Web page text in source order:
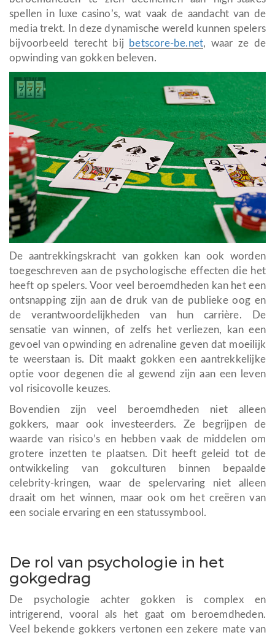
spellen in luxe casino’s, wat vaak de aandacht van de
media trekt. In deze dynamische wereld kunnen spelers
bijvoorbeeld terecht bij
betscore-be.net, waar ze de
opwinding van gokken beleven.
De aantrekkingskracht van gokken kan ook worden
toegeschreven aan de psychologische effecten die het
heeft op spelers. Voor veel beroemdheden kan het een
ontsnapping zijn aan de druk van de publieke oog en
de verantwoordelijkheden van hun carrière. De
sensatie van winnen, of zelfs het verliezen, kan een
gevoel van opwinding en adrenaline geven dat moeilijk
te weerstaan is. Dit maakt gokken een aantrekkelijke
optie voor degenen die al gewend zijn aan een leven
vol risicovolle keuzes.
Bovendien zijn veel beroemdheden niet alleen
gokkers, maar ook investeerders. Ze begrijpen de
waarde van risico’s en hebben vaak de middelen om
grotere inzetten te plaatsen. Dit heeft geleid tot de
ontwikkeling van gokculturen binnen bepaalde
celebrity-kringen, waar de spelervaring niet alleen
draait om het winnen, maar ook om het creëren van
een sociale ervaring en een statussymbool.
De rol van psychologie in het
gokgedrag
De psychologie achter gokken is complex en
intrigerend, vooral als het gaat om beroemdheden.
Veel bekende gokkers vertonen een zekere mate van